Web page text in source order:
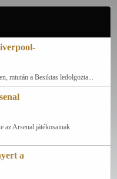
miután a Besiktas ledolgozta...
az Arsenal játékosainak
a